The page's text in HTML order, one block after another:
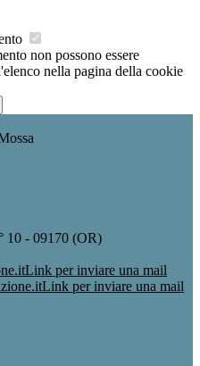
non possono essere
nella pagina della cookie
10 - 09170 (OR)
Link per inviare una mail
Link per inviare una mail